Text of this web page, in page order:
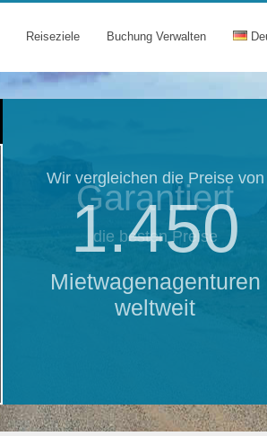
Reiseziele Buchung Verwalten
Wir vergleichen die Preise von
1.450
Mietwagenagenturen
weltweit
Garantiert
die besten Preise